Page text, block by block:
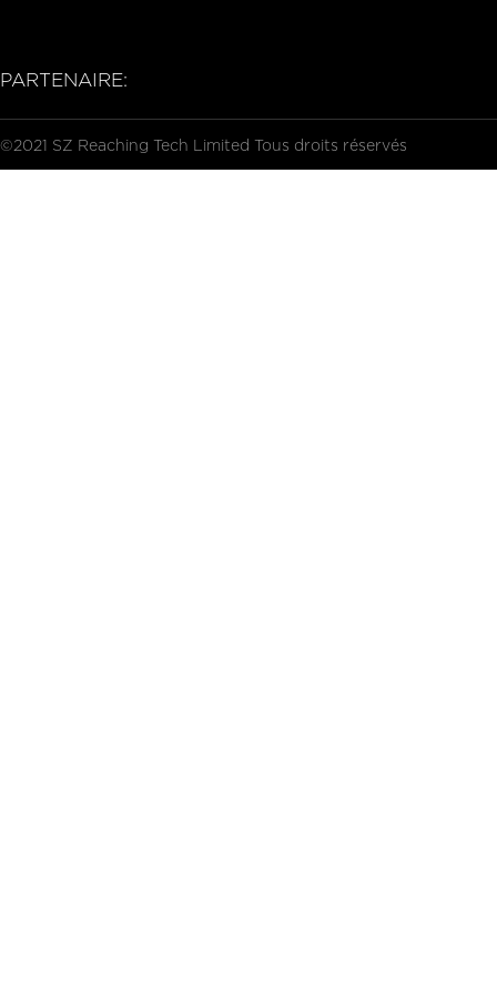
PARTENAIRE:
©2021 SZ Reaching Tech Limited Tous droits réservés